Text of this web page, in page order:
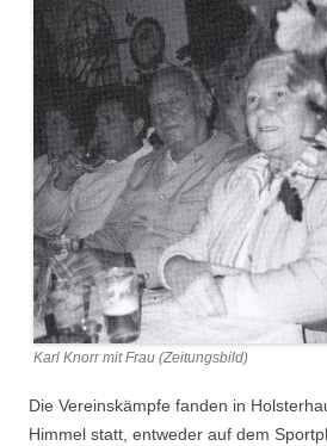
Karl Knorr mit Frau (Zeitungsbild)
Die Vereinskämpfe fanden in
Himmel statt, entweder auf dem